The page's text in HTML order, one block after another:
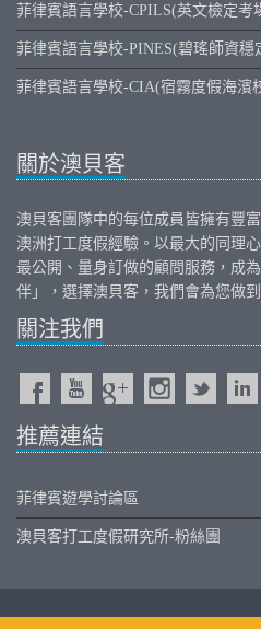
菲律賓語言學校-CPILS(英文檢定考
菲律賓語言學校-PINES(碧瑤師資穩
菲律賓語言學校-CIA(宿霧度假海濱
關於澳貝客
澳貝客團隊中的每位成員皆擁有豐
澳洲打工度假經驗。以最大的同理
最公開、量身訂做的顧問服務，成
伴」，選擇澳貝客，我們會為您做
關注我們
推薦連結
菲律賓遊學討論區
澳貝客打工度假研究所-粉絲團